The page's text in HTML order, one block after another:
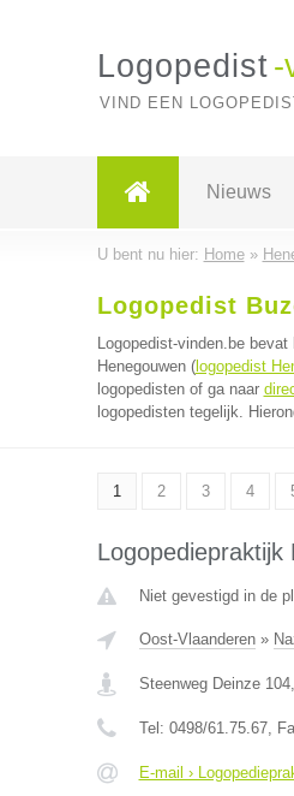
Logopedist -
VIND EEN
Nieuws
U bent nu hier: Home»
Logopedist
Logopedist-vinden.be
Henegouwen (logopedist
logopedisten of ga naar
logopedisten tegelijk.
1 2 3 4
Logopediepraktijk
Niet gevestigd in de
Oost-Vlaanderen»
Steenweg Deinze 104,
Tel: 0498/61.75.67,
E-mail ›